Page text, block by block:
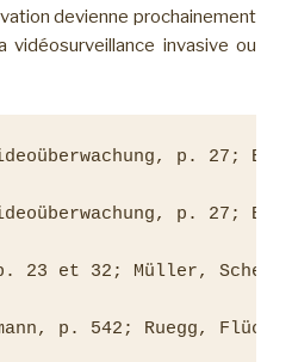
devienne prochainement
invasive ou
p. 27;
p. 27;
23 et 32; Müller,
p. 542; Ruegg,